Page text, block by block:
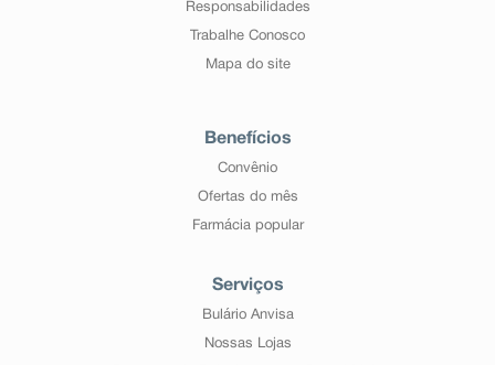
Responsabilidades
Trabalhe Conosco
Mapa do site
Benefícios
Convênio
Ofertas do mês
Farmácia popular
Serviços
Bulário Anvisa
Nossas Lojas